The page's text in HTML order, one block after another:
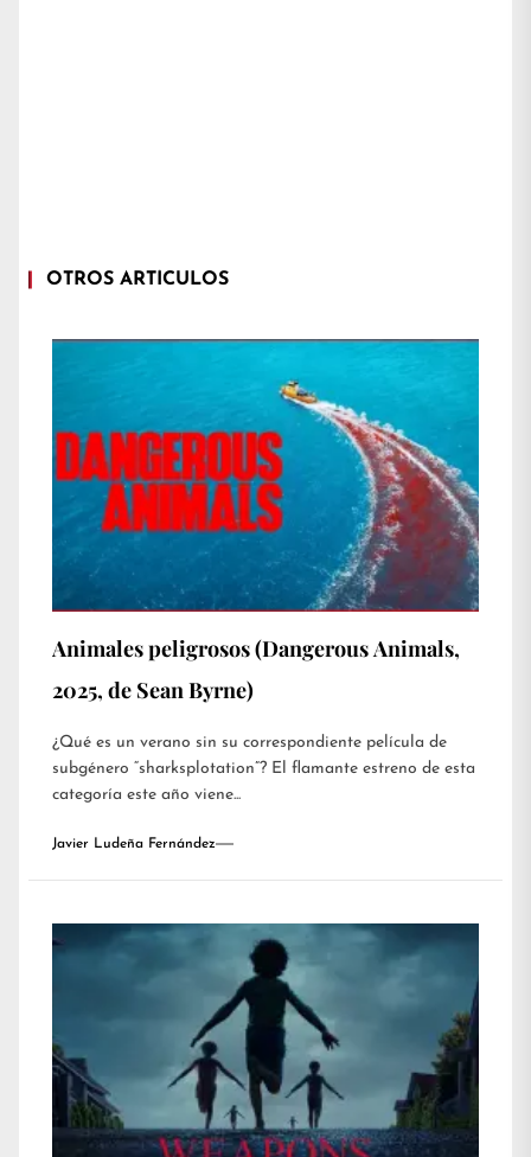
OTROS ARTÍCULOS
Animales peligrosos (Dangerous Animals,
2025, de Sean Byrne)
¿Qué es un verano sin su correspondiente película de
subgénero “sharksplotation”? El flamante estreno de esta
categoría este año viene...
Javier Ludeña Fernández